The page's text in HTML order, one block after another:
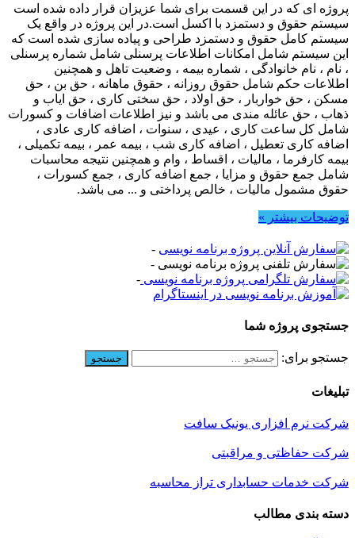
پروژه ای که در این قسمت برای شما عزیزان قرار داده شده است
سیستم حقوق و دستمزد با اکسل است.در این پروژه در واقع یک
سیستم کامل حقوق و دستمزد طراحی و پیاده سازی شده است که
این سیستم شامل امکانات اطلاعات پرسنلی شامل شماره پرسنلی
، نام ، نام خانوادگی ، شماره بیمه ، وضعیت تاهل و همچنین
اطلاعات حکم شامل حقوق روزانه ، حقوق ماهانه ، حق بن ، حق
مسکن ، حق خواربار ، حق اولاد ، حق سختی کاری ، حق ایاب و
ذهاب ، حق عائله مندی می باشد و نیز اطلاعات اضافات و کسورات
شامل کل ساعت کاری ، عیدی ، سنوات ، اضافه کاری عادی ،
اضافه کاری تعطیل ، اضافه کاری شب ، بیمه عمر ، بیمه تکمیلی ،
بیمه کارفرما ، مالیات ، اقساط ، وام و همچنین نتیجه محاسبات
شامل جمع حقوق و مزایا ، جمع اضافه کاری ، جمع کسورات ،
حقوق مشمول مالیات ، خالص پرداختی و ... می باشد.
توضیحات بیشتر »
-
-
-
جستجوی پروژه شما
جستجو برای:
تبلیغات
شرکت نرم افزاری یونیک سافت
شرکت حفاظتی و مراقبتی
شرکت خدمات حسابداری تراز محاسبه
دسته بندی مطالب